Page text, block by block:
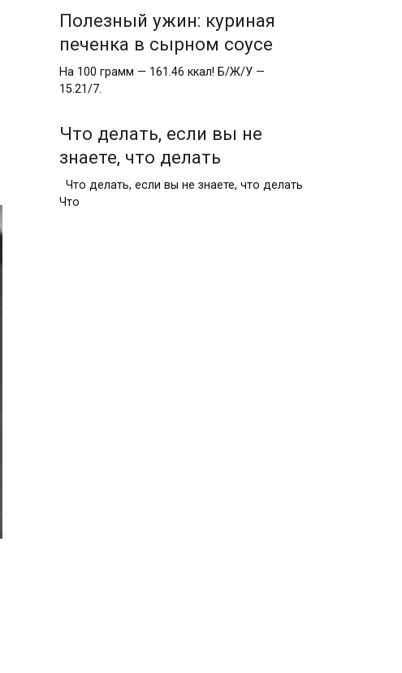
Полезный ужин: куриная
печенка в сырном соусе
На 100 грамм — 161.46 ккал! Б/Ж/У —
15.21/7.
Что делать, если вы не
знаете, что делать
Что делать, если вы не знаете, что делать
Что